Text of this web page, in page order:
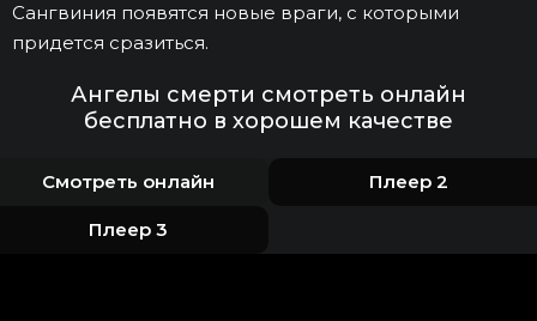
Сангвиния появятся новые враги, с которыми
придется сразиться.
Ангелы смерти смотреть онлайн
бесплатно в хорошем качестве
Смотреть онлайн Плеер 2
Плеер 3